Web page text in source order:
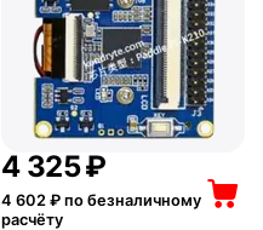
4 325₽
4 602 ₽ по безналичному
расчёту